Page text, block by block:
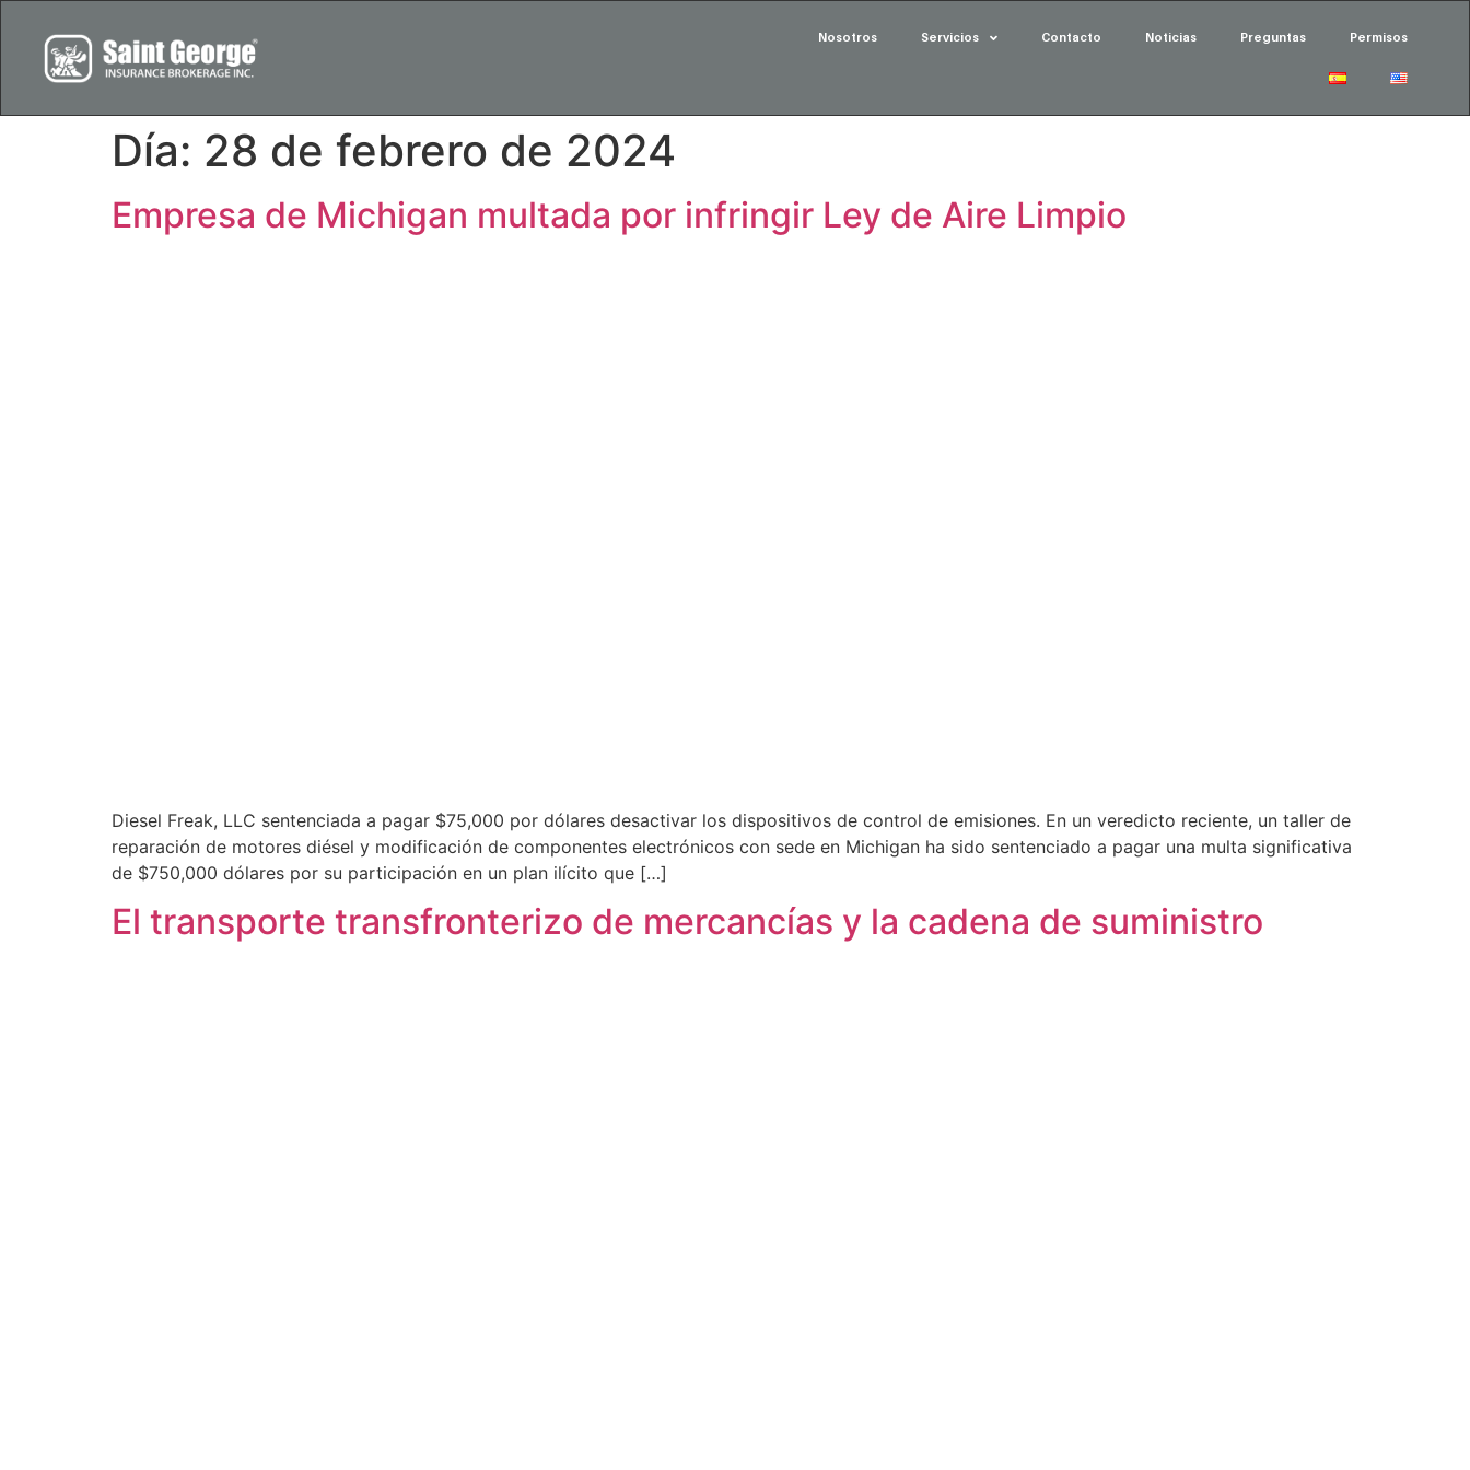
Nosotros Servicios Contacto Noticias Preguntas Permisos
Día: 28 de febrero de 2024
Empresa de Michigan multada por infringir Ley de Aire Limpio
Diesel Freak, LLC sentenciada a pagar $75,000 por dólares desactivar los dispositivos de control de emisiones. En un veredicto reciente, un taller de
reparación de motores diésel y modificación de componentes electrónicos con sede en Michigan ha sido sentenciado a pagar una multa significativa
de $750,000 dólares por su participación en un plan ilícito que […]
El transporte transfronterizo de mercancías y la cadena de suministro